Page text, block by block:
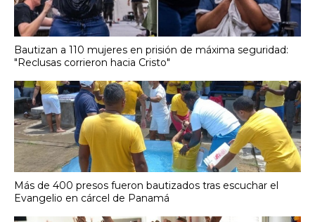
Bautizan a 110 mujeres en prisión de máxima seguridad:
"Reclusas corrieron hacia Cristo"
Más de 400 presos fueron bautizados tras escuchar el
Evangelio en cárcel de Panamá